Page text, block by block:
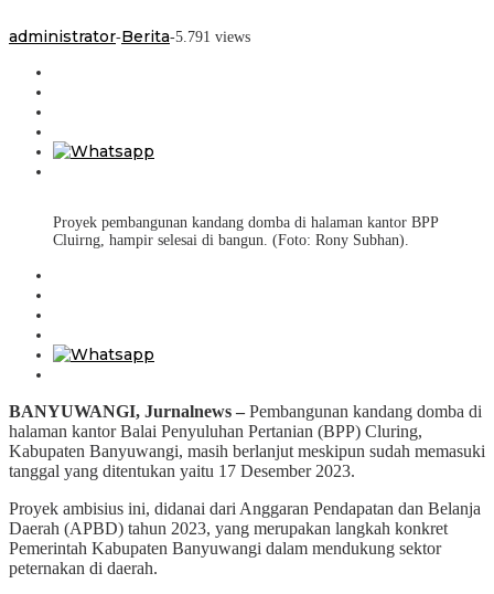
administrator-Berita-5.791 views
Proyek pembangunan kandang domba di halaman kantor BPP
Cluirng, hampir selesai di bangun. (Foto: Rony Subhan).
BANYUWANGI, Jurnalnews – Pembangunan kandang domba di
halaman kantor Balai Penyuluhan Pertanian (BPP) Cluring,
Kabupaten Banyuwangi, masih berlanjut meskipun sudah memasuki
tanggal yang ditentukan yaitu 17 Desember 2023.
Proyek ambisius ini, didanai dari Anggaran Pendapatan dan Belanja
Daerah (APBD) tahun 2023, yang merupakan langkah konkret
Pemerintah Kabupaten Banyuwangi dalam mendukung sektor
peternakan di daerah.